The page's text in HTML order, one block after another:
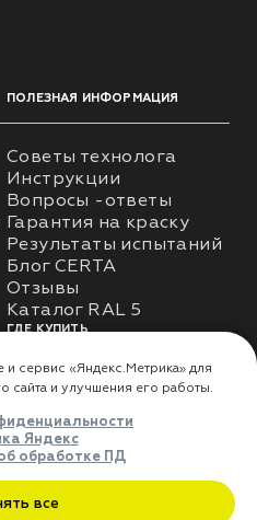
ПОЛЕЗНАЯ ИНФОРМАЦИЯ
Советы технолога
Инструкции
Вопросы -ответы
Гарантия на краску
Результаты испытаний
Блог CERTA
Отзывы
Каталог RAL 5
ГДЕ КУПИТЬ
Доставка
Где купить